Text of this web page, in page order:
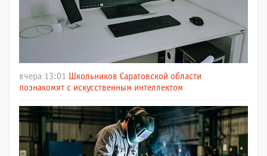
вчера 13:01
Школьников Саратовской области
познакомят с искусственным интеллектом